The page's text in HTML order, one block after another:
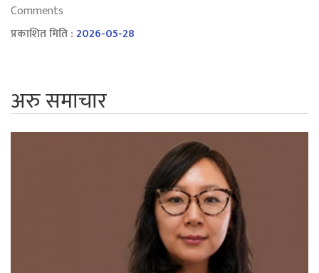
Comments
प्रकाशित मिति :2026-05-28
अरु समाचार